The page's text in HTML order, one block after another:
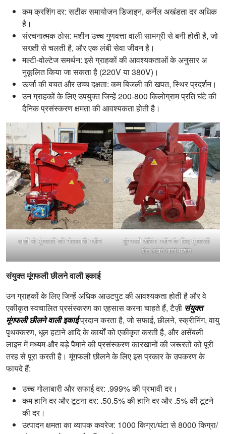
कम क्रशिंग दर: सटीक समायोजन डिजाइन, कर्नेल अखंडता दर अधिक
है।
संरचनात्मक ठोस: मशीन उच्च गुणवत्ता वाली सामग्री से बनी होती है, जो
सख्ती से चलती है, और एक लंबी सेवा जीवन है।
मल्टी-वोल्टेज समर्थन: इसे ग्राहकों की आवश्यकताओं के अनुसार अ
नुकूलित किया जा सकता है (220V या 380V)।
ऊर्जा की बचत और उच्च दक्षता: कम बिजली की खपत, स्थिर प्रदर्शन।
उन ग्राहकों के लिए उपयुक्त जिन्हें 200-800 किलोग्राम प्रति घंटे की
दैनिक प्रसंस्करण क्षमता की आवश्यकता होती है।
ताज़ी से मूंगफली की गोलाबारी मशीन
मूंगफली शेलिंग मशीन के लिए मूंगफली
शेल हटाने वाली मशीन
संयुक्त मूंगफली छीलने वाली इकाई
उन ग्राहकों के लिए जिन्हें अधिक आउटपुट की आवश्यकता होती है और वे
एकीकृत स्वचालित प्रसंस्करण का एहसास करना चाहते हैं, टैज़ी संयुक्त
मूंगफली छीलने वाली इकाईप्रदान करता है, जो सफाई, छीलने, स्क्रीनिंग, वायु
पृथक्करण, धूल हटाने आदि के कार्यों को एकीकृत करती है, और असेंबली
लाइन में मध्यम और बड़े पैमाने की प्रसंस्करण कारखानों की जरूरतों को पूरी
तरह से पूरा करती है। मूंगफली छीलने के लिए इस प्रकार के उपकरण के
फायदे हैं:
उच्च गोलाबारी और सफाई दर: .999% की प्रभावी दर।
कम हानि दर और टूटना दर: .50.5% की हानि दर और .5% की टूटने
की दर।
उत्पादन क्षमता का व्यापक कवरेज: 1000 किग्रा/घंटा से 8000 किग्रा/